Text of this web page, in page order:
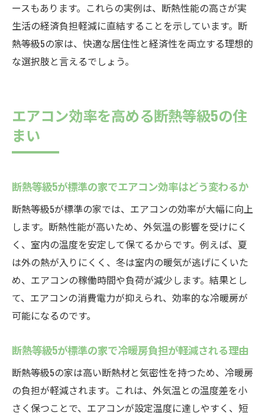
断熱等級5が標準の家が選ばれる気候別メリ
ット
断熱性能等級4と5は何が違うのか徹底解説
断熱等級5が標準の家と等級4の違いを明確
ているか
断熱等級5が標準の家で得られる追加メリッ
断熱等級5が標準の家と等級4の性能差を整
理しよう
断熱等級5が標準の家選びで注意したい点を
紹介
実際の光熱費から見る断熱等級5のメリット
断熱等級5が標準の家の光熱費実例を詳しく
断熱等級5が標準の家で光熱費が下がる理由
とは
断熱等級5が標準の家の電気代データをチェ
ック
ースもあります。これらの実例は、断熱性能の高さが実
生活の経済負担軽減に直結することを示しています。断
熱等級5の家は、快適な居住性と経済性を両立する理想的
な選択肢と言えるでしょう。
エアコン効率を高める断熱等級5の住
まい
断熱等級5が標準の家でエアコン効率はどう変わるか
断熱等級5が標準の家では、エアコンの効率が大幅に向上
します。断熱性能が高いため、外気温の影響を受けにく
く、室内の温度を安定して保てるからです。例えば、夏
は外の熱が入りにくく、冬は室内の暖気が逃げにくいた
め、エアコンの稼働時間や負荷が減少します。結果とし
て、エアコンの消費電力が抑えられ、効率的な冷暖房が
可能になるのです。
断熱等級5が標準の家で冷暖房負担が軽減される理由
断熱等級5の家は高い断熱材と気密性を持つため、冷暖房
の負担が軽減されます。これは、外気温との温度差を小
さく保つことで、エアコンが設定温度に達しやすく、短